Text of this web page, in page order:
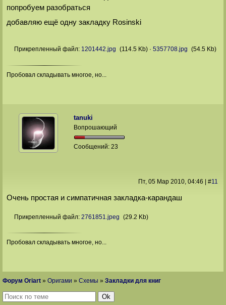
попробуем разобраться
добавляю ещё одну закладку Rosinski
Прикрепленный файл: 1201442.jpg (114.5 Kb) · 5357708.jpg (54.5 Kb)
Пробовал складывать многое, но...
tanuki
Вопрошающий
Сообщений:23
Пт, 05 Мар 2010, 04:46 #11
Очень простая и симпатичная закладка-карандаш
Прикрепленный файл: 2761851.jpeg (29.2 Kb)
Пробовал складывать многое, но...
Форум Oriart » Оригами » Схемы » Закладки для книг